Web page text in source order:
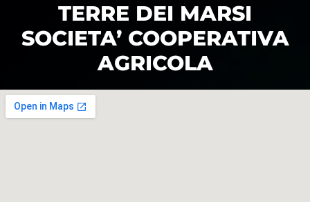
TERRE DEI MARSI
SOCIETA’ COOPERATIVA
AGRICOLA